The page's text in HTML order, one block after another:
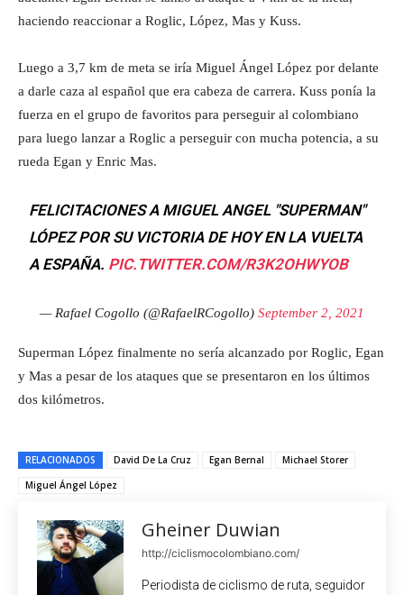
haciendo reaccionar a Roglic, López, Mas y Kuss.
Luego a 3,7 km de meta se iría Miguel Ángel López por delante
a darle caza al español que era cabeza de carrera. Kuss ponía la
fuerza en el grupo de favoritos para perseguir al colombiano
para luego lanzar a Roglic a perseguir con mucha potencia, a su
rueda Egan y Enric Mas.
FELICITACIONES A MIGUEL ANGEL "SUPERMAN"
LÓPEZ POR SU VICTORIA DE HOY EN LA VUELTA
A ESPAÑA. PIC.TWITTER.COM/R3K2OHWYOB
— Rafael Cogollo (@RafaelRCogollo) September 2, 2021
Superman López finalmente no sería alcanzado por Roglic, Egan
y Mas a pesar de los ataques que se presentaron en los últimos
dos kilómetros.
RELACIONADOS David De La Cruz Egan Bernal
Michael Storer
Miguel Ángel López
Gheiner Duwian
http://ciclismocolombiano.com/
Periodista de ciclismo de ruta, seguidor